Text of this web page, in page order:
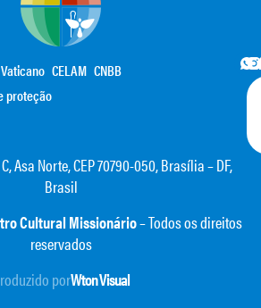
Vaticano CELAM CNBB
proteção
Asa Norte, CEP 70790-050, Brasília – DF,
Brasil
Cultural Missionário– Todos os direitos
reservados
porWton Visual